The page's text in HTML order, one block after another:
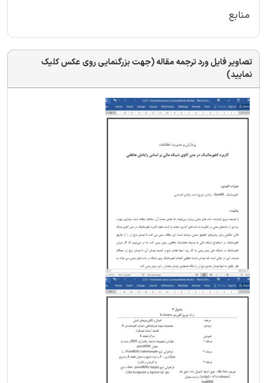
منابع
تصاویر فایل ورد ترجمه مقاله (جهت بزرگنمایی روی عکس کلیک
نمایید)